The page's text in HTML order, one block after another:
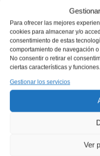
Para ofrecer las mejores
cookies para almacenar y/o
consentimiento de estas
comportamiento de navegación
No consentir o retirar el
ciertas características y funciones.
Gestionar los servicios
Ver
mundo en soledad,
y las decisiones que han
Porque… “¿Quedará
¿Algo de nosotros? ¿De
Protagonizada por
Zelarayán, “FIN” surgió
Teatral del Centro de
Antonio Domínguez, y se
pasado tras una